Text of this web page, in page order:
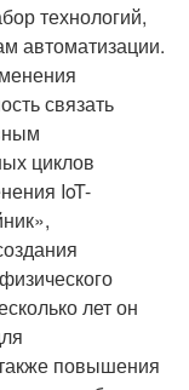
технологий,
автоматизации.
связать
циклов
IoT-
лет он
повышения